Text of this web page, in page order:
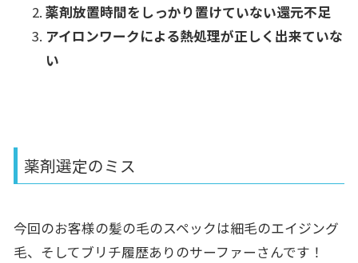
薬剤放置時間をしっかり置けていない還元不足
アイロンワークによる熱処理が正しく出来ていな
い
薬剤選定のミス
今回のお客様の髪の毛のスペックは細毛のエイジング
毛、そしてブリチ履歴ありのサーファーさんです！